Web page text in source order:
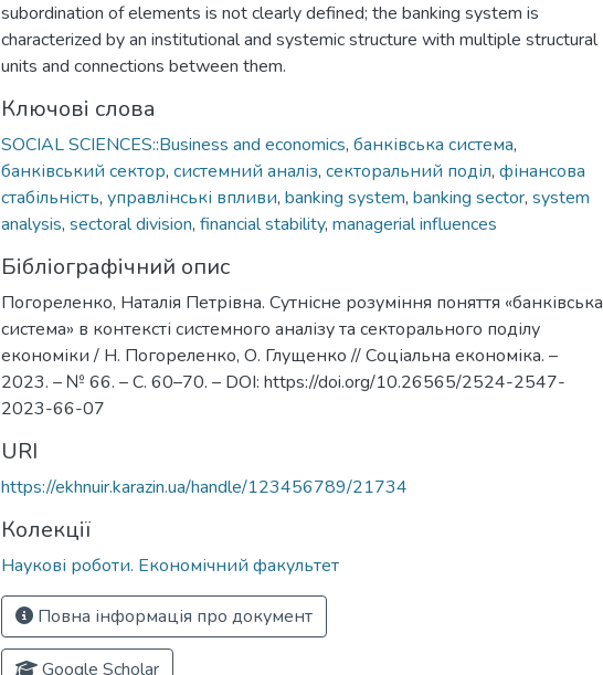
subordination of elements is not clearly defined; the banking system is
characterized by an institutional and systemic structure with multiple structural
units and connections between them.
Ключові слова
SOCIAL SCIENCES::Business and economics, банківська система,
банківський сектор, системний аналіз, секторальний поділ, фінансова
стабільність, управлінські впливи, banking system, banking sector, system
analysis, sectoral division, financial stability, managerial influences
Бібліографічний опис
Погореленко, Наталія Петрівна. Сутнісне розуміння поняття «банківська
система» в контексті системного аналізу та секторального поділу
економіки / Н. Погореленко, О. Глущенко // Соціальна економіка. –
2023. – № 66. – С. 60–70. – DOI: https://doi.org/10.26565/2524-2547-
2023-66-07
URI
https://ekhnuir.karazin.ua/handle/123456789/21734
Колекції
Наукові роботи. Економічний факультет
Повна інформація про документ
Google Scholar